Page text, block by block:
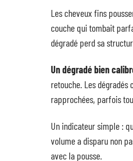
Les cheveux fins
couche qui tombait
dégradé perd sa
Un dégradé bien
retouche. Les
rapprochées, parfois
Un indicateur simple :
volume a disparu non
avec la pousse.